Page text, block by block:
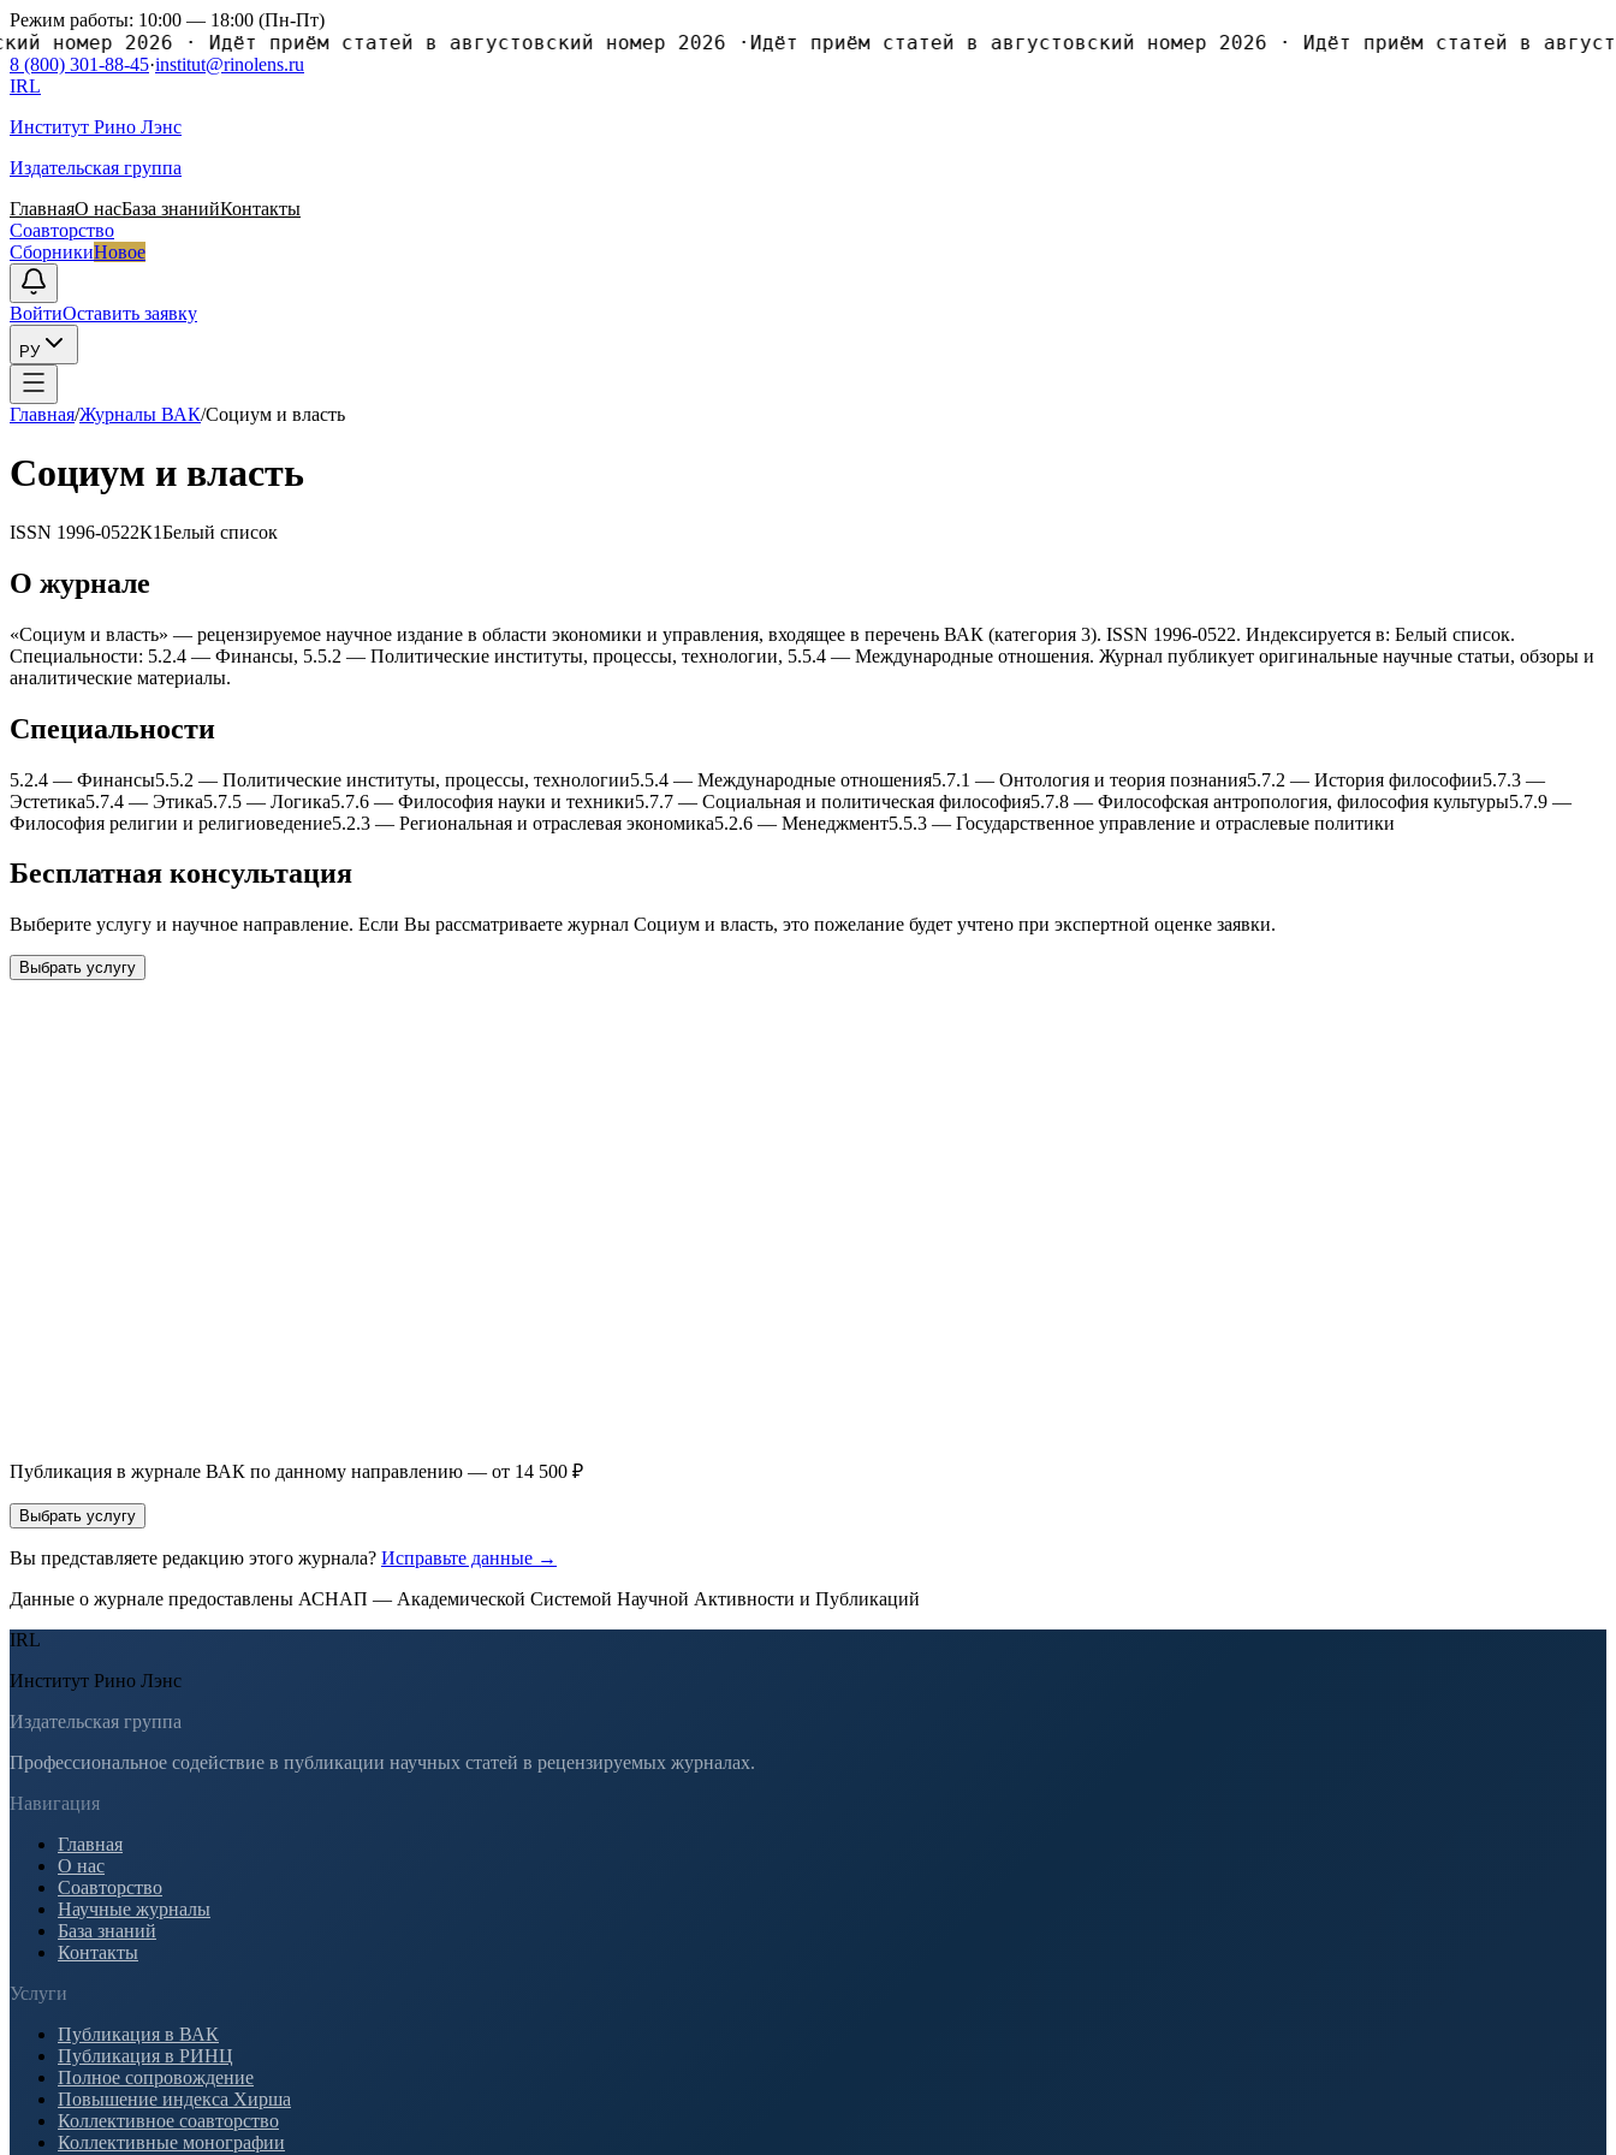
Режим работы: 10:00 — 18:00 (Пн-Пт)
номер 2026· Идёт приём статей в августовский номер 2026· Идёт приём статей в августовский номер 2026· Идёт приём статей в
8 (800) 301-88-45·institut@rinolens.ru
IRL
Институт Рино Лэнс
Издательская группа
ГлавнаяО насБаза знанийКонтакты
Соавторство
СборникиНовое
ВойтиОставить заявку
РУ
Главная/Журналы ВАК/Социум и власть
Социум и власть
ISSN 1996-0522К1Белый список
О журнале
«Социум и власть» — рецензируемое научное издание в области экономики и управления, входящее в перечень ВАК (категория 3). ISSN 1996-0522. Индексируется в: Белый список.
Специальности: 5.2.4 — Финансы, 5.5.2 — Политические институты, процессы, теxнологии, 5.5.4 — Международные отношения. Журнал публикует оригинальные научные статьи, обзоры и
аналитические материалы.
Специальности
5.2.4 — Финансы5.5.2 — Политические институты, процессы, теxнологии5.5.4 — Международные отношения5.7.1 — Онтология и теория познания5.7.2 — История философии5.7.3 —
Эстетика5.7.4 — Этика5.7.5 — Логика5.7.6 — Философия науки и теxники5.7.7 — Социальная и политическая философия5.7.8 — Философская антропология, философия культуры5.7.9 —
Философия религии и религиоведение5.2.3 — Региональная и отраслевая экономика5.2.6 — Менеджмент5.5.3 — Государственное управление и отраслевые политики
Бесплатная консультация
Выберите услугу и научное направление. Если Вы рассматриваете журнал Социум и власть, это пожелание будет учтено при экспертной оценке заявки.
Выбрать услугу
Публикация в журнале ВАК по данному направлению — от 14 500 ₽
Выбрать услугу
Вы представляете редакцию этого журнала? Исправьте данные →
Данные о журнале предоставлены АСНАП — Академической Системой Научной Активности и Публикаций
IRL
Институт Рино Лэнс
Издательская группа
Профессиональное содействие в публикации научных статей в рецензируемых журналах.
Навигация
Главная
О нас
Соавторство
Научные журналы
База знаний
Контакты
Услуги
Публикация в ВАК
Публикация в РИНЦ
Полное сопровождение
Повышение индекса Хирша
Коллективное соавторство
Коллективные монографии